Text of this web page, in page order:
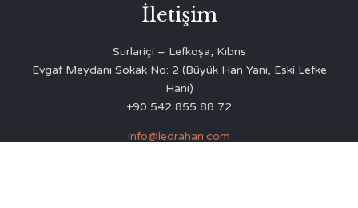
İletişim
Surlariçi – Lefkoşa, Kıbrıs
Evgaf Meydanı Sokak No: 2 (Büyük Han Yanı, Eski Lefke
Hanı)
+90 542 855 88 72
info@ledrahan.com